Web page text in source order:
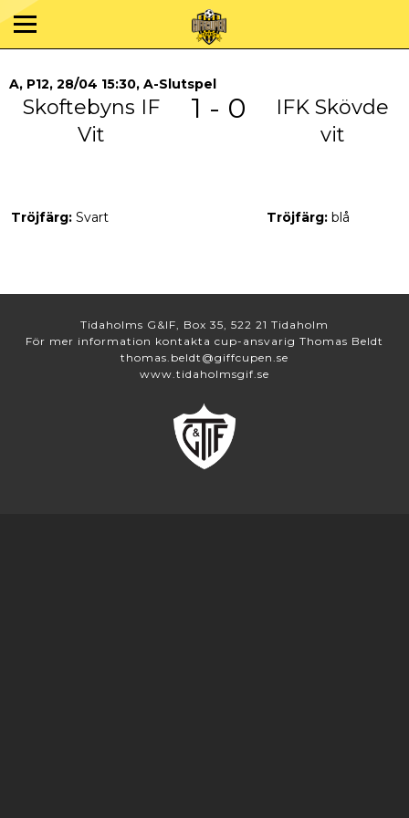
A, P12, 28/04 15:30, A-Slutspel
Skoftebyns IF
Vit
1 - 0
IFK Skövde
vit
Tröjfärg: Svart Tröjfärg: blå
Tidaholms G&IF, Box 35, 522 21 Tidaholm
För mer information kontakta cup-ansvarig Thomas Beldt
thomas.beldt@giffcupen.se
www.tidaholmsgif.se